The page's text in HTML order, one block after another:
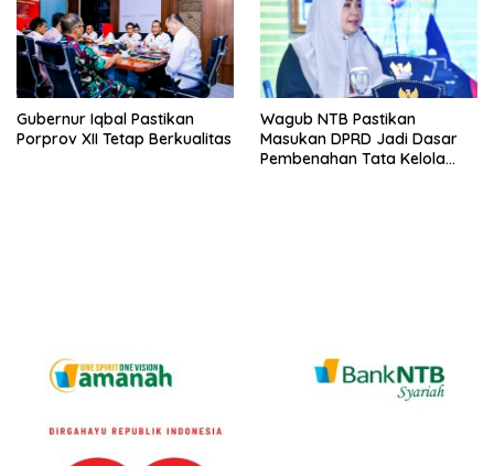
Gubernur Iqbal Pastikan
Porprov XII Tetap Berkualitas
Wagub NTB Pastikan
Masukan DPRD Jadi Dasar
Pembenahan Tata Kelola